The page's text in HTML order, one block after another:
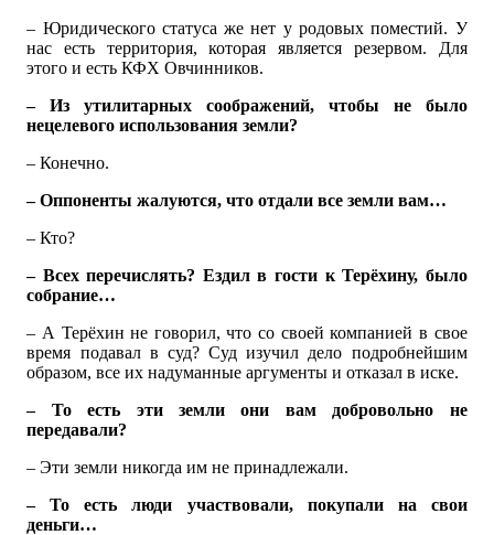
– Юридического статуса же нет у родовых поместий. У
нас есть территория, которая является резервом. Для
этого и есть КФХ Овчинников.
– Из утилитарных соображений, чтобы не было
нецелевого использования земли?
– Конечно.
– Оппоненты жалуются, что отдали все земли вам…
– Кто?
– Всех перечислять? Ездил в гости к Терёхину, было
собрание…
– А Терёхин не говорил, что со своей компанией в свое
время подавал в суд? Суд изучил дело подробнейшим
образом, все их надуманные аргументы и отказал в иске.
– То есть эти земли они вам добровольно не
передавали?
– Эти земли никогда им не принадлежали.
– То есть люди участвовали, покупали на свои
деньги…